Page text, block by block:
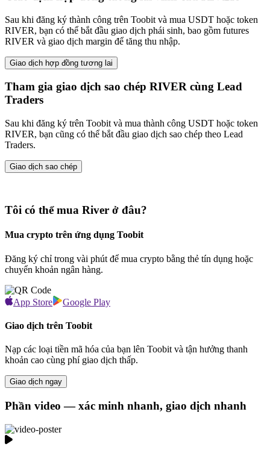
Sau khi đăng ký thành công trên Toobit và mua USDT hoặc token
RIVER, bạn có thể bắt đầu giao dịch phái sinh, bao gồm futures
RIVER và giao dịch margin để tăng thu nhập.
Giao dịch hợp đồng tương lai
Tham gia giao dịch sao chép RIVER cùng Lead
Traders
Sau khi đăng ký trên Toobit và mua thành công USDT hoặc token
RIVER, bạn cũng có thể bắt đầu giao dịch sao chép theo Lead
Traders.
Giao dịch sao chép
Tôi có thể mua River ở đâu?
Mua crypto trên ứng dụng Toobit
Đăng ký chỉ trong vài phút để mua crypto bằng thẻ tín dụng hoặc
chuyển khoản ngân hàng.
App Store Google Play
Giao dịch trên Toobit
Nạp các loại tiền mã hóa của bạn lên Toobit và tận hưởng thanh
khoản cao cùng phí giao dịch thấp.
Giao dịch ngay
Phần video — xác minh nhanh, giao dịch nhanh